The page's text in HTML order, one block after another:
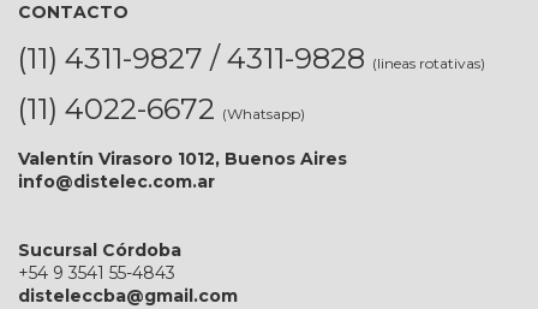
CONTACTO
(11) 4311-9827 / 4311-9828 (lineas rotativas)
(11) 4022-6672 (Whatsapp)
Valentín Virasoro 1012, Buenos Aires
info@distelec.com.ar
Sucursal Córdoba
+54 9 3541 55-4843
disteleccba@gmail.com